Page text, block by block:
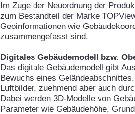
Im Zuge der Neuordnung der
zum Bestandteil der Marke
Geoinformationen wie
zusammengefasst sind.
Digitales Gebäudemodell bzw.
Das digitale Gebäudemodell gibt
Bewuchs eines
Luftbilder, zuehmend aber auch
Dabei werden 3D-Modelle von
Parameter wie Gebäudehöhe,